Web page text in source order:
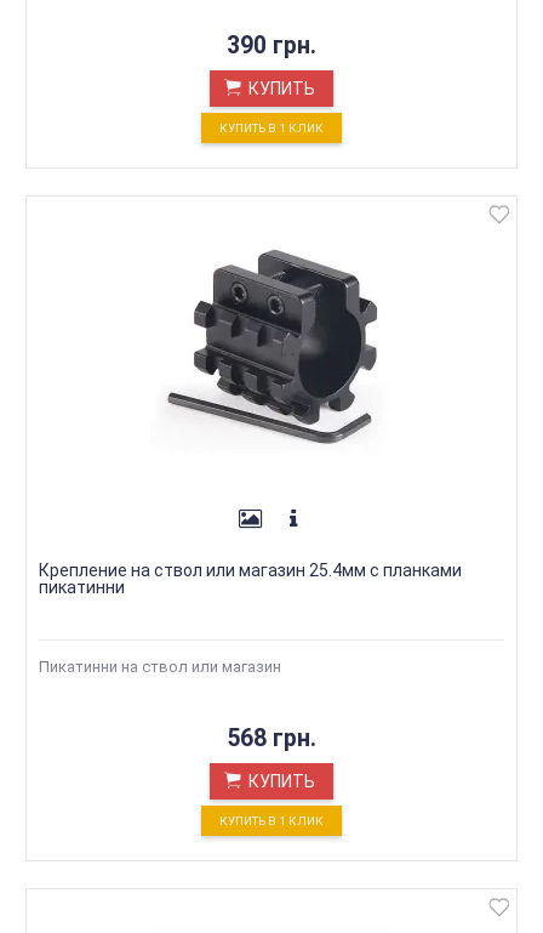
390 грн.
КУПИТЬ
КУПИТЬ В 1 КЛИК
Крепление на ствол или магазин 25.4мм с планками
пикатинни
Пикатинни на ствол или магазин
568 грн.
КУПИТЬ
КУПИТЬ В 1 КЛИК